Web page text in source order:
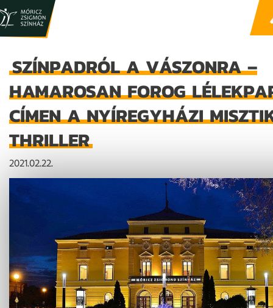
SZÍNPADRÓL A VÁSZONRA –
HAMAROSAN FOROG
CÍMEN A NYÍREGYHÁZI
THRILLER
2021.02.22.